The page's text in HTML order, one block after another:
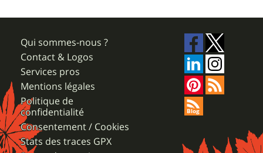
Qui sommes-nous ?
Contact & Logos
Services pros
Mentions légales
Politique de
confidentialité
Consentement / Cookies
Stats des traces GPX